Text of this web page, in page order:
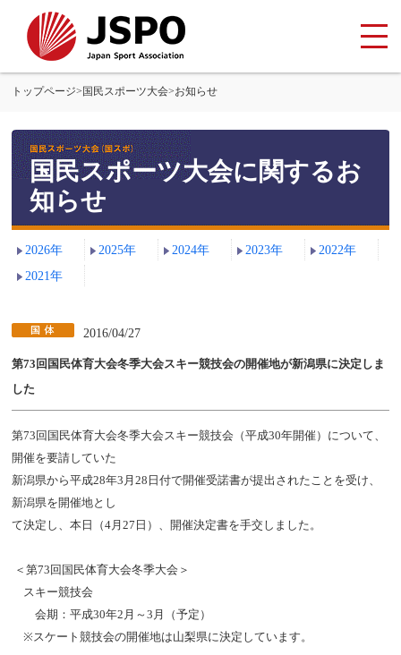
トップページ> 国民スポーツ大会>お知らせ
国民スポーツ大会に関するお
知らせ
2026年 2025年 2024年 2023年
2022年
2021年
2016/04/27
第73回国民体育大会冬季大会スキー競技会の開催地が新潟県に決定しま
した
第73回国民体育大会冬季大会スキー競技会（平成30年開催）について、
開催を要請していた
新潟県から平成28年3月28日付で開催受諾書が提出されたことを受け、
新潟県を開催地とし
て決定し、本日（4月27日）、開催決定書を手交しました。
＜第73回国民体育大会冬季大会＞
スキー競技会
会期：平成30年2月～3月（予定）
※スケート競技会の開催地は山梨県に決定しています。